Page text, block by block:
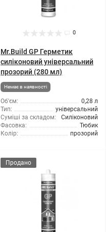
0
Mr.Build GP Герметик
силіконовий універсальний
прозорий (280 мл)
Немає в наявності
Об'єм:
0,28 л
Тип:
універсальний
Суміші за складом:
Силіконовий
Фасовка:
Тюбик
Колір:
прозорий
Продано